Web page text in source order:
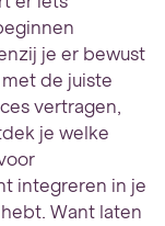
je er bewust
de juiste
vertragen,
je welke
integreren in je
Want laten